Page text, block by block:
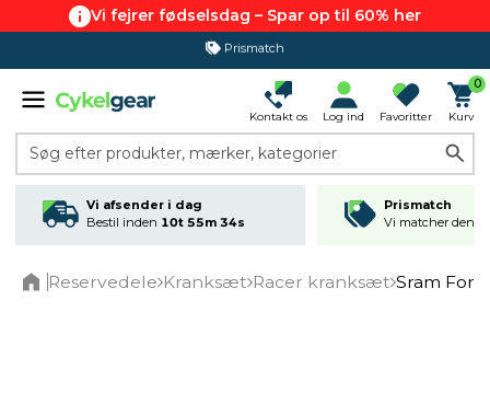
Vi fejrer fødselsdag – Spar op til 60% her
Prismatch
365 dages returret
Kontakt os Log ind Favoritter
0
Kurv
Søg efter produkter, mærker, kategorier
Vi afsender i dag
Bestil inden 10t 55m 33s
Prismatch
Vi matcher den
Reservedele Kranksæt Racer kranksæt Sram